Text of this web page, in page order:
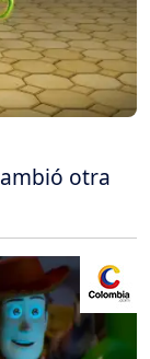
otra